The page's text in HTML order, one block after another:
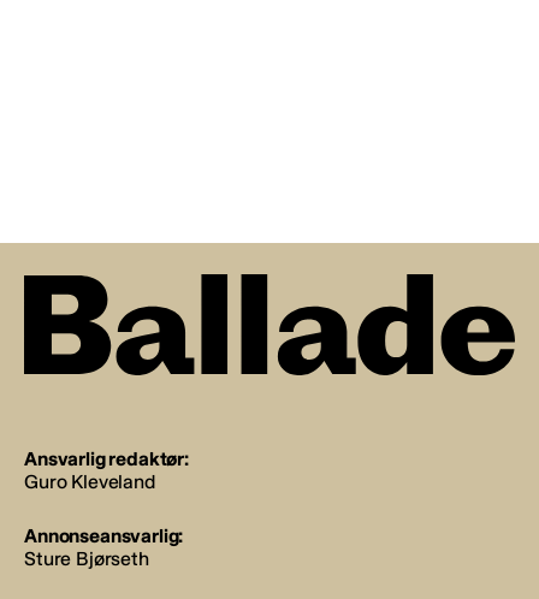
Ansvarlig redaktør:
Guro Kleveland
Annonseansvarlig:
Sture Bjørseth